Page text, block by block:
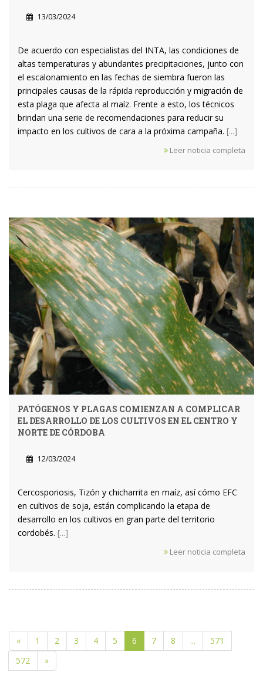
13/03/2024
De acuerdo con especialistas del INTA, las condiciones de
altas temperaturas y abundantes precipitaciones, junto con
el escalonamiento en las fechas de siembra fueron las
principales causas de la rápida reproducción y migración de
esta plaga que afecta al maíz. Frente a esto, los técnicos
brindan una serie de recomendaciones para reducir su
impacto en los cultivos de cara a la próxima campaña. [...]
Leer noticia completa
PATÓGENOS Y PLAGAS COMIENZAN A COMPLICAR
EL DESARROLLO DE LOS CULTIVOS EN EL CENTRO Y
NORTE DE CÓRDOBA
12/03/2024
Cercosporiosis, Tizón y chicharrita en maíz, así cómo EFC
en cultivos de soja, están complicando la etapa de
desarrollo en los cultivos en gran parte del territorio
cordobés. [...]
Leer noticia completa
« 1 2 3 4 5 6 7 8 ...
571
572
»